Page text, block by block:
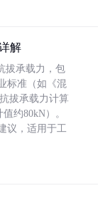
解
拔承载力，包
标准（如《混
拔承载力计算
约80kN）。
议，适用于工